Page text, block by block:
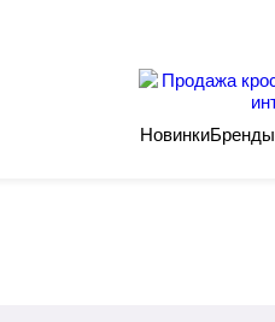
НовинкиБренды